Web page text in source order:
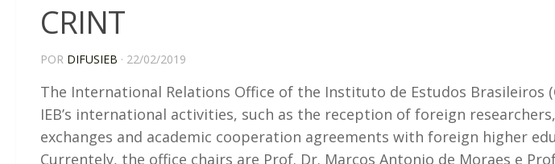
CRINT
POR DIFUSIEB · 22/02/2019
The International Relations Office of the Instituto de Estudos Brasileiros
IEB’s international activities, such as the reception of foreign
exchanges and academic cooperation agreements with foreign higher
Currentely, the office chairs are Prof. Dr. Marcos Antonio de Moraes e